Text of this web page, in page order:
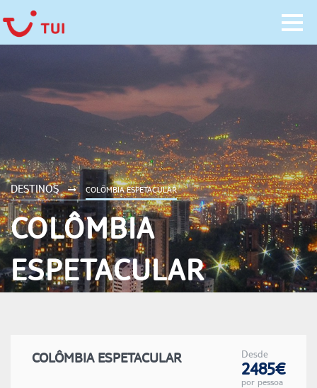
DESTINOS COLÔMBIA ESPETACULAR
COLÔMBIA
ESPETACULAR
COLÔMBIA ESPETACULAR Desde
2485€
por pessoa